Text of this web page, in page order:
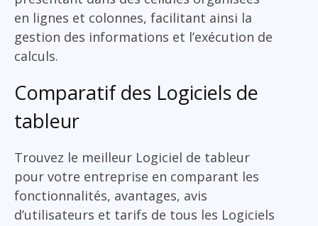
en lignes et colonnes, facilitant ainsi la
gestion des informations et l’exécution de
calculs.
Comparatif des Logiciels de
tableur
Trouvez le meilleur Logiciel de tableur
pour votre entreprise en comparant les
fonctionnalités, avantages, avis
d’utilisateurs et tarifs de tous les Logiciels